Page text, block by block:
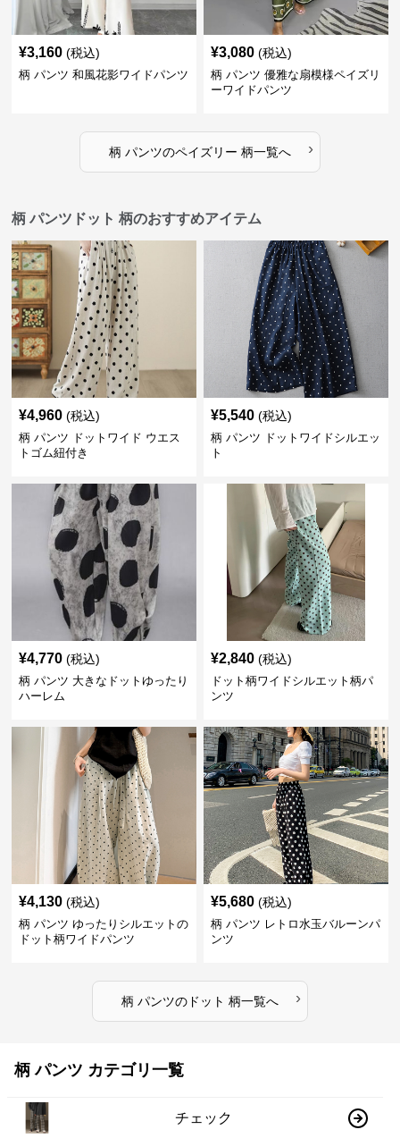
¥3,160 (税込)
柄 パンツ 和風花影ワイドパンツ
¥3,080 (税込)
柄 パンツ 優雅な扇模様ペイズリ
ーワイドパンツ
柄 パンツのペイズリー 柄一覧へ ›
柄 パンツドット 柄のおすすめアイテム
¥4,960 (税込)
柄 パンツ ドットワイド ウエス
トゴム紐付き
¥5,540 (税込)
柄 パンツ ドットワイドシルエッ
ト
¥4,770 (税込)
柄 パンツ 大きなドットゆったり
ハーレム
¥2,840 (税込)
ドット柄ワイドシルエット柄パ
ンツ
¥4,130 (税込)
柄 パンツ ゆったりシルエットの
ドット柄ワイドパンツ
¥5,680 (税込)
柄 パンツ レトロ水玉バルーンパ
ンツ
柄 パンツのドット 柄一覧へ ›
柄 パンツ カテゴリ一覧
チェック